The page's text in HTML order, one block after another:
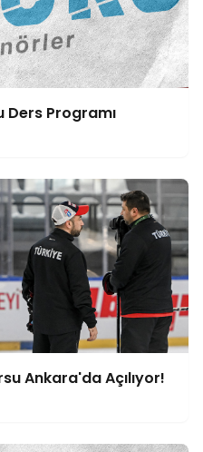
Ders Programı
Ankara'da Açılıyor!